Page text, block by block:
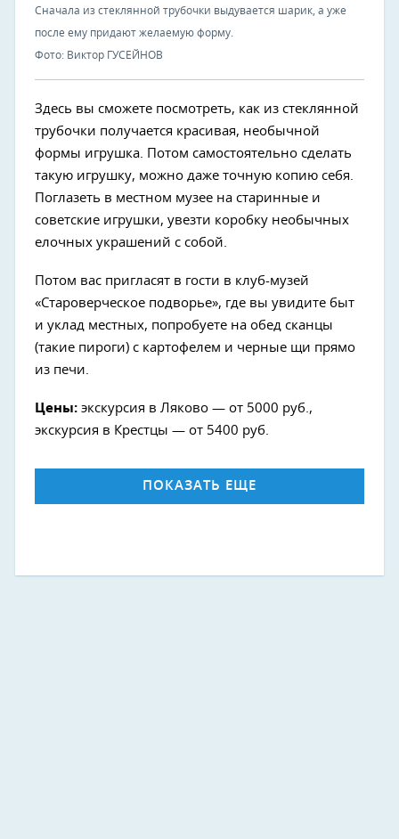
Сначала из стеклянной трубочки выдувается шарик, а уже
после ему придают желаемую форму.
Фото: Виктор ГУСЕЙНОВ
Здесь вы сможете посмотреть, как из стеклянной
трубочки получается красивая, необычной
формы игрушка. Потом самостоятельно сделать
такую игрушку, можно даже точную копию себя.
Поглазеть в местном музее на старинные и
советские игрушки, увезти коробку необычных
елочных украшений с собой.
Потом вас пригласят в гости в клуб-музей
«Староверческое подворье», где вы увидите быт
и уклад местных, попробуете на обед сканцы
(такие пироги) с картофелем и черные щи прямо
из печи.
Цены: экскурсия в Ляково — от 5000 руб.,
экскурсия в Крестцы — от 5400 руб.
ПОКАЗАТЬ ЕЩЕ